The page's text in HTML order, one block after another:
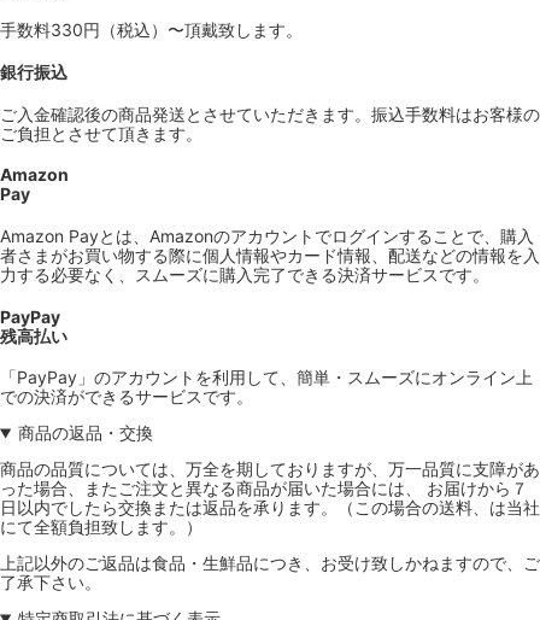
手数料330円（税込）〜頂戴致します。
銀行振込
ご入金確認後の商品発送とさせていただきます。振込手数料はお客様の
ご負担とさせて頂きます。
Amazon
Pay
Amazon Payとは、Amazonのアカウントでログインすることで、購入
者さまがお買い物する際に個人情報やカード情報、配送などの情報を入
力する必要なく、スムーズに購入完了できる決済サービスです。
PayPay
残高払い
「PayPay」のアカウントを利用して、簡単・スムーズにオンライン上
での決済ができるサービスです。
商品の返品・交換
商品の品質については、万全を期しておりますが、万一品質に支障があ
った場合、またご注文と異なる商品が届いた場合には、 お届けから７
日以内でしたら交換または返品を承ります。（この場合の送料、は当社
にて全額負担致します。）
上記以外のご返品は食品・生鮮品につき、お受け致しかねますので、ご
了承下さい。